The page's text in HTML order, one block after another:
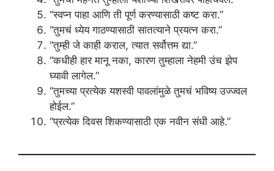
“स्वप्न पाहा आणि ती पूर्ण करण्यासाठी कष्ट करा.”
“तुमचं ध्येय गाठण्यासाठी सातत्याने प्रयत्न करा.”
“तुम्ही जे काही कराल, त्यात सर्वोत्तम द्या.”
“कधीही हार मानू नका, कारण तुम्हाला नेहमी उंच झेप
घ्यावी लागेल.”
“तुमच्या प्रत्येक यशस्वी पावलांमुळे तुमचं भविष्य उज्ज्वल
होईल.”
“प्रत्येक दिवस शिकण्यासाठी एक नवीन संधी आहे.”